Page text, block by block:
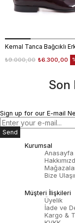
₺6.300,00
₺9.000,00
Son
Sign up for our E-mail
Send
Kurumsal
Anasayfa
Bize
Müşteri İlişkileri
Üyelik
İade ve
Kargo &